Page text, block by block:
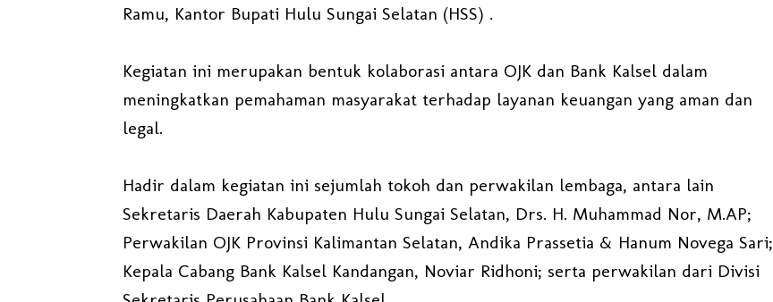
Ramu, Kantor Bupati Hulu Sungai Selatan (HSS) .
Kegiatan ini merupakan bentuk kolaborasi antara OJK dan Bank Kalsel dalam
meningkatkan pemahaman masyarakat terhadap layanan keuangan yang aman dan
legal.
Hadir dalam kegiatan ini sejumlah tokoh dan perwakilan lembaga, antara lain
Sekretaris Daerah Kabupaten Hulu Sungai Selatan, Drs. H. Muhammad Nor, M.AP;
Perwakilan OJK Provinsi Kalimantan Selatan, Andika Prassetia & Hanum Novega Sari;
Kepala Cabang Bank Kalsel Kandangan, Noviar Ridhoni; serta perwakilan dari Divisi